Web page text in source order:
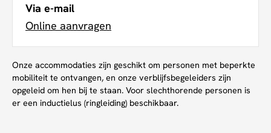
Via e-mail
Online aanvragen
Onze accommodaties zijn geschikt om personen met beperkte
mobiliteit te ontvangen, en onze verblijfsbegeleiders zijn
opgeleid om hen bij te staan. Voor slechthorende personen is
er een inductielus (ringleiding) beschikbaar.